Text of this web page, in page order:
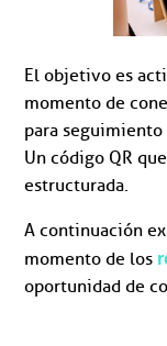
El objetivo es
momento de
para
Un código QR
estructurada.
A continuación
momento de los
oportunidad de